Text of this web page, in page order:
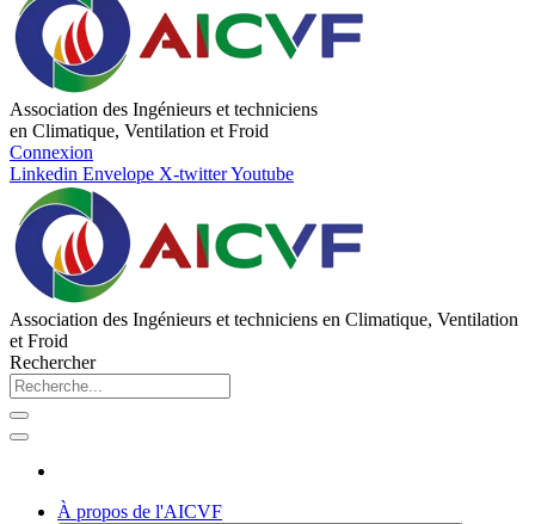
Association des Ingénieurs et techniciens
en Climatique, Ventilation et Froid
Connexion
Linkedin Envelope X-twitterYoutube
Association des Ingénieurs et techniciens en Climatique, Ventilation
et Froid
Rechercher
À propos de l'AICVF